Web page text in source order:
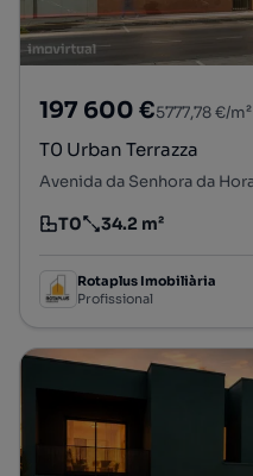
197 600 €5777,78 €/m²
T0 Urban Terrazza
Tipologia
T0
Preço por metro quadrado
34.2 m²
Rotaplus Imobiliària
Profissional